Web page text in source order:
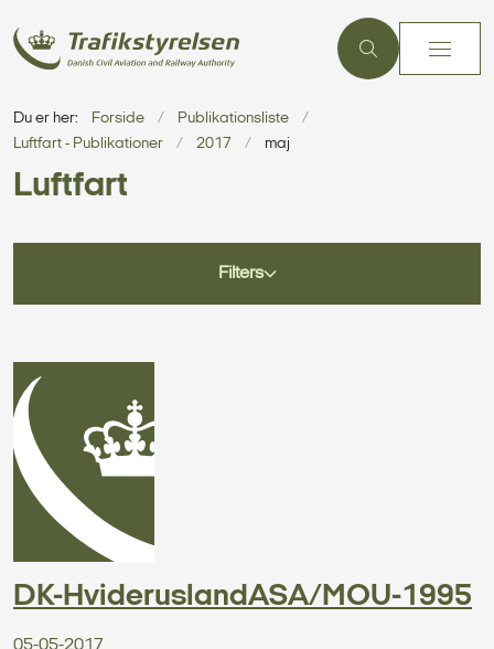
Du er her: Forside
Publikationsliste
Luftfart - Publikationer
2017 maj
Luftfart
Filters
DK-HvideruslandASA/MOU-1995